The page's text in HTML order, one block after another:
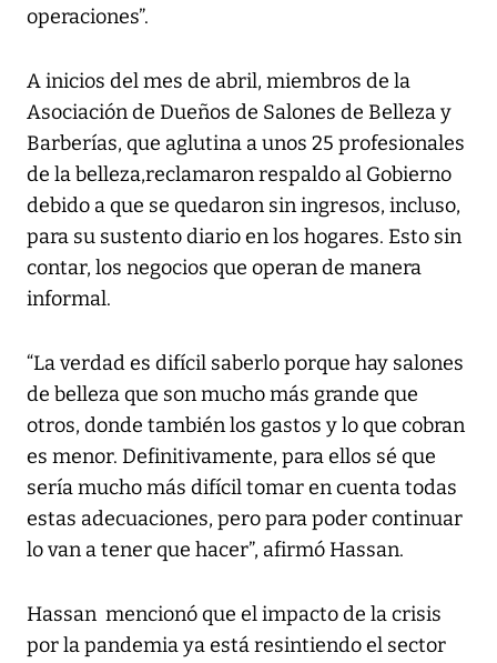
operaciones”.
A inicios del mes de abril, miembros de la
Asociación de Dueños de Salones de Belleza y
Barberías, que aglutina a unos 25 profesionales
de la belleza,reclamaron respaldo al Gobierno
debido a que se quedaron sin ingresos, incluso,
para su sustento diario en los hogares. Esto sin
contar, los negocios que operan de manera
informal.
“La verdad es difícil saberlo porque hay salones
de belleza que son mucho más grande que
otros, donde también los gastos y lo que cobran
es menor. Definitivamente, para ellos sé que
sería mucho más difícil tomar en cuenta todas
estas adecuaciones, pero para poder continuar
lo van a tener que hacer”, afirmó Hassan.
Hassan mencionó que el impacto de la crisis
por la pandemia ya está resintiendo el sector